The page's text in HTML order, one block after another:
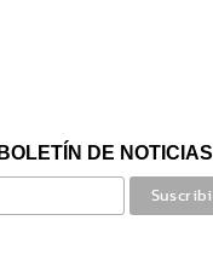
DE NOTICIAS